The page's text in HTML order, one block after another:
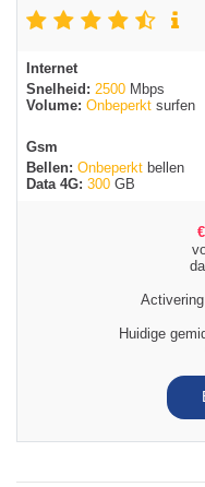
Internet
Snelheid: 2500 Mbps
Volume: Onbeperkt surfen
Gsm
Bellen: Onbeperkt bellen
Data 4G: 300 GB
€
Huidige